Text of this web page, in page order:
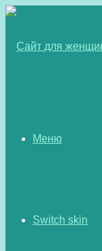
Меню
Switch skin